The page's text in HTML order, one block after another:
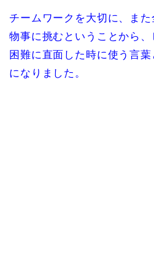
チームワークを大切に、ま
物事に挑むということから
困難に直面した時に使う言
になりました。